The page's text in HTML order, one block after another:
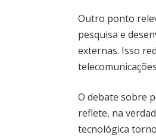
Outro ponto
pesquisa e
externas. Isso
O debate sobre
reflete, na
tecnológica